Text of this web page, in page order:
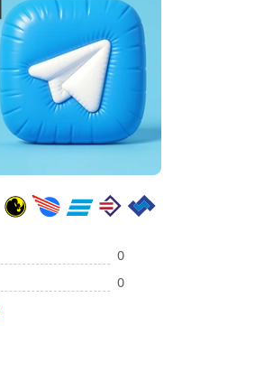
0
0